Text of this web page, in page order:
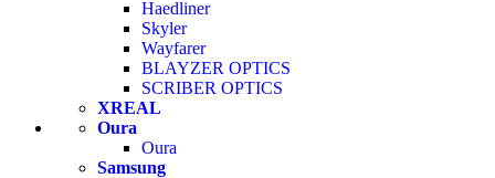
Haedliner
Skyler
Wayfarer
BLAYZER OPTICS
SCRIBER OPTICS
XREAL
Oura
Oura
Samsung